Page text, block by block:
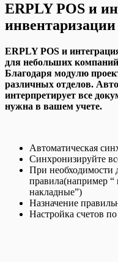
ERPLY POS и
инвентаризации
ERPLY POS и
для небольших
Благодаря модулю
различных отделов.
интерпретирует все
нужна в вашем учете.
Автоматическая
Синхронизируйте
При необходимости
правила(например “
накладные”)
Назначение
Настройка счетов